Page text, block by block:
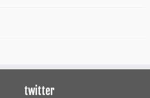
twitter